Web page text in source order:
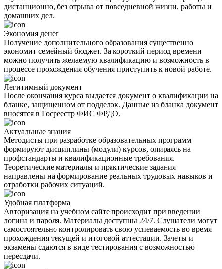
дистанционно, без отрыва от повседневной жизни, работы и
домашних дел.
Экономия денег
Получение дополнительного образования существенно
экономит семейный бюджет. За короткий период времени
можно получить желаемую квалификацию и возможность в
процессе прохождения обучения приступить к новой работе.
Легитимный документ
После окончания курса выдается документ о квалификации на
бланке, защищенном от подделок. Данные из бланка документ
вносятся в Госреестр ФИС ФРДО.
Актуальные знания
Методисты при разработке образовательных программ
формируют дисциплины (модули) курсов, опираясь на
профстандарты и квалификационные требования.
Теоретические материалы и практические задания
направлены на формирование реальных трудовых навыков и
отработки рабочих ситуаций.
Удобная платформа
Авторизация на учебном сайте происходит при введении
логина и пароля. Материалы доступны 24/7. Слушатели могут
самостоятельно контролировать свою успеваемость во время
прохождения текущей и итоговой аттестации. Зачеты и
экзамены сдаются в виде тестирования с возможностью
пересдачи.